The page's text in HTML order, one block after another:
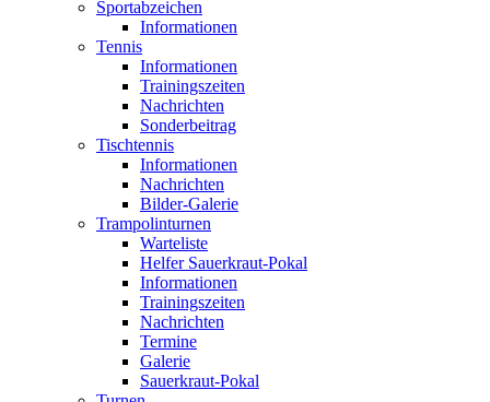
Sportabzeichen
Informationen
Tennis
Informationen
Trainingszeiten
Nachrichten
Sonderbeitrag
Tischtennis
Informationen
Nachrichten
Bilder-Galerie
Trampolinturnen
Warteliste
Helfer Sauerkraut-Pokal
Informationen
Trainingszeiten
Nachrichten
Termine
Galerie
Sauerkraut-Pokal